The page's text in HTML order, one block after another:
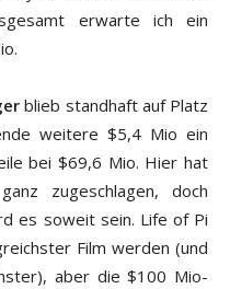
erwarte ich ein
blieb standhaft auf Platz
weitere $5,4 Mio ein
bei $69,6 Mio. Hier hat
zugeschlagen, doch
es soweit sein. Life of Pi
Film werden (und
aber die $100 Mio-